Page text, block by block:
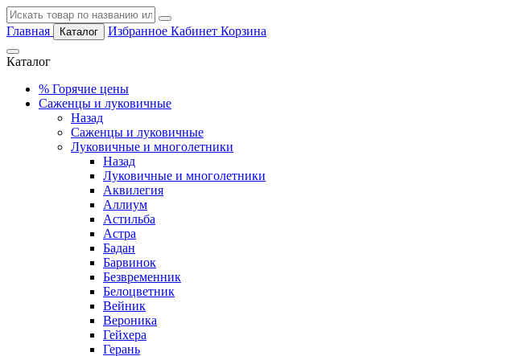
Главная Каталог Избранное Кабинет Корзина
Каталог
% Горячие цены
Саженцы и луковичные
Назад
Саженцы и луковичные
Луковичные и многолетники
Назад
Луковичные и многолетники
Аквилегия
Аллиум
Астильба
Астра
Бадан
Барвинок
Безвременник
Белоцветник
Вейник
Вероника
Гейхера
Герань